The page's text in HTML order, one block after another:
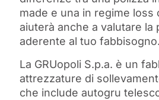
made e una in regime loss
aiuterà anche a valutare la
aderente al tuo fabbisogno.
La GRUopoli S.p.a. è un
attrezzature di
che include autogru